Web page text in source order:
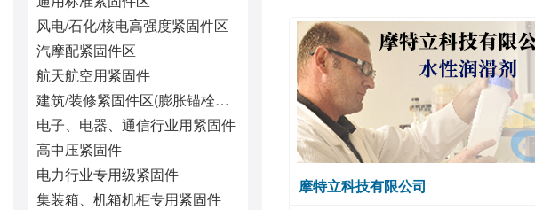
风电/石化/核电高强度紧固件区
汽摩配紧固件区
航天航空用紧固件
建筑/装修紧固件区(膨胀锚栓、钻尾螺丝等)
电子、电器、通信行业用紧固件
高中压紧固件
电力行业专用级紧固件
集装箱、机箱机柜专用紧固件
摩特立科技有限公司